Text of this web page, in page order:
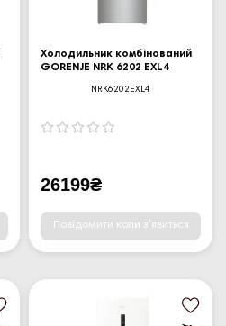
Холодильник комбінований
GORENJE NRK 6202 EXL4
NRK6202EXL4
26199₴
Повідомити коли з'явиться